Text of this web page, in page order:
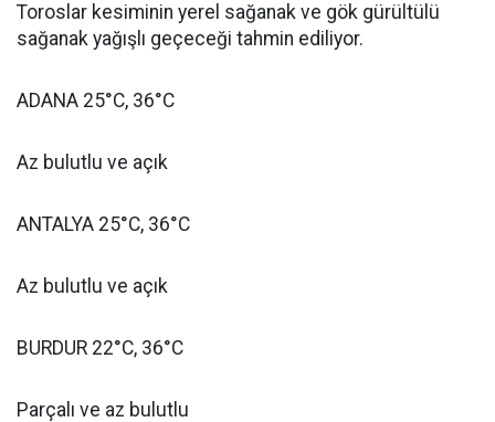
Toroslar kesiminin yerel sağanak ve gök gürültülü
sağanak yağışlı geçeceği tahmin ediliyor.
ADANA 25°C, 36°C
Az bulutlu ve açık
ANTALYA 25°C, 36°C
Az bulutlu ve açık
BURDUR 22°C, 36°C
Parçalı ve az bulutlu